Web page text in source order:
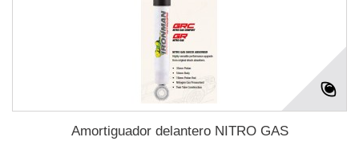
Amortiguador delantero NITRO GAS